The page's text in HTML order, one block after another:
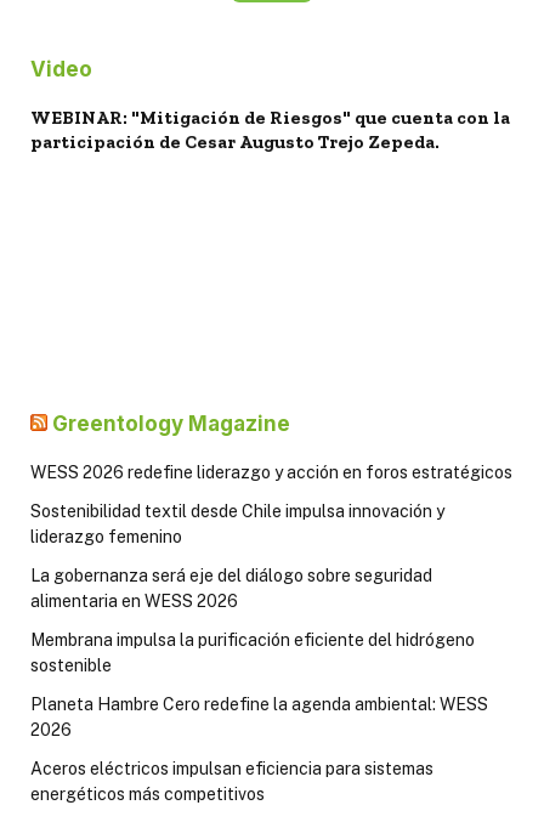
Video
WEBINAR: "Mitigación de Riesgos" que cuenta con la
participación de Cesar Augusto Trejo Zepeda.
Greentology Magazine
WESS 2026 redefine liderazgo y acción en foros estratégicos
Sostenibilidad textil desde Chile impulsa innovación y
liderazgo femenino
La gobernanza será eje del diálogo sobre seguridad
alimentaria en WESS 2026
Membrana impulsa la purificación eficiente del hidrógeno
sostenible
Planeta Hambre Cero redefine la agenda ambiental: WESS
2026
Aceros eléctricos impulsan eficiencia para sistemas
energéticos más competitivos